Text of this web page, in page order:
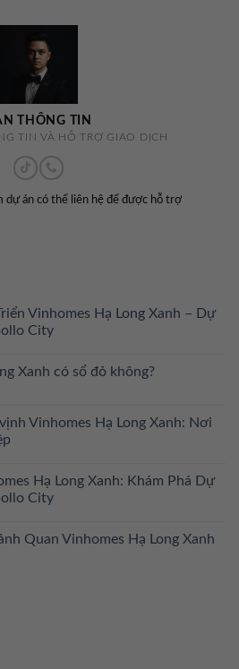
THÔNG TIN
TIN VÀ HỖ TRỢ GIAO DỊCH
dự án có thể liên hệ để được hỗ trợ
Vinhomes Hạ Long Xanh – Dự
City
Xanh có sổ đỏ không?
Vinhomes Hạ Long Xanh: Nơi
Hạ Long Xanh: Khám Phá Dự
City
Quan Vinhomes Hạ Long Xanh